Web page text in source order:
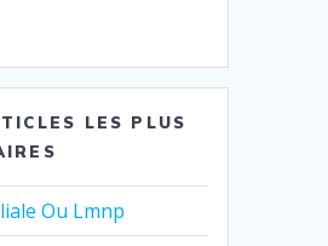
LES PLUS
Ou Lmnp